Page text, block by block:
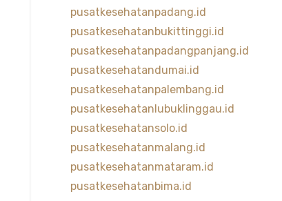
pusatkesehatanpadang.id
pusatkesehatanbukittinggi.id
pusatkesehatanpadangpanjang.id
pusatkesehatandumai.id
pusatkesehatanpalembang.id
pusatkesehatanlubuklinggau.id
pusatkesehatansolo.id
pusatkesehatanmalang.id
pusatkesehatanmataram.id
pusatkesehatanbima.id